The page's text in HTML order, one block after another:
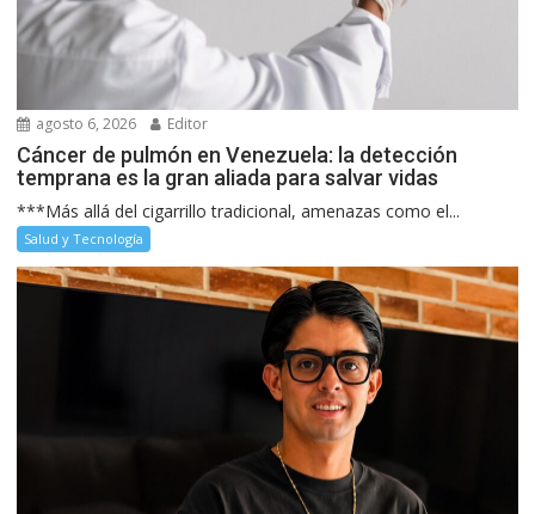
agosto 6, 2026 Editor
Cáncer de pulmón en Venezuela: la detección
temprana es la gran aliada para salvar vidas
***Más allá del cigarrillo tradicional, amenazas como el...
Salud y Tecnología